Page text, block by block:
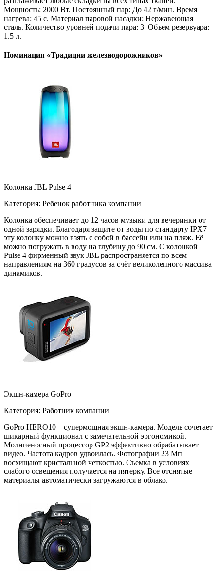
Мощность: 2000 Вт. Постоянный пар: До 42 г/мин. Время
нагрева: 45 с. Материал паровой насадки: Нержавеющая
сталь. Количество уровней подачи пара: 3. Объем резервуара:
1.5 л.
Номинация «Традиции железнодорожников»
Колонка JBL Pulse 4
Категория: Ребенок работника компании
Колонка обеспечивает до 12 часов музыки для вечеринки от
одной зарядки. Благодаря защите от воды по стандарту IPX7
эту колонку можно взять с собой в бассейн или на пляж. Её
можно погружать в воду на глубину до 90 см. С колонкой
Pulse 4 фирменный звук JBL распространяется по всем
направлениям на 360 градусов за счёт великолепного массива
динамиков.
Экшн-камера GoPro
Категория: Работник компании
GoPro HERO10 – супермощная экшн-камера. Модель сочетает
шикарный функционал с замечательной эргономикой.
Молниеносный процессор GP2 эффективно обрабатывает
видео. Частота кадров удвоилась. Фотографии 23 Мп
восхищают кристальной четкостью. Съемка в условиях
слабого освещения получается на пятерку. Все отснятые
материалы автоматически загружаются в облако.